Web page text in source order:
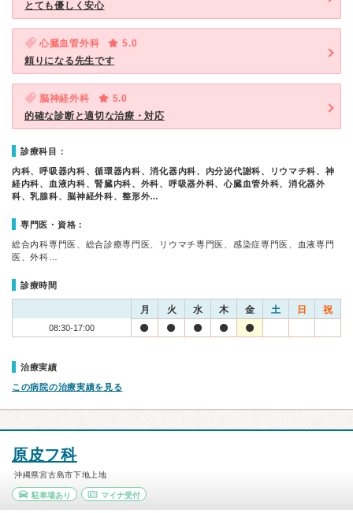
とても優しく安心
心臓血管外科
5.0
頼りになる先生です
脳神経外科
5.0
的確な診断と適切な治療・対応
診療科目：
内科、呼吸器内科、循環器内科、消化器内科、内分泌代謝科、リウマチ科、神
経内科、血液内科、腎臓内科、外科、呼吸器外科、心臓血管外科、消化器外
科、乳腺科、脳神経外科、整形外…
専門医・資格：
総合内科専門医、総合診療専門医、リウマチ専門医、感染症専門医、血液専門
医、外科…
診療時間
月 火 水 木 金 土 日 祝
08:30-17:00
治療実績
この病院の治療実績を見る
原皮フ科
沖縄県宮古島市下地上地
駐車場あり マイナ受付